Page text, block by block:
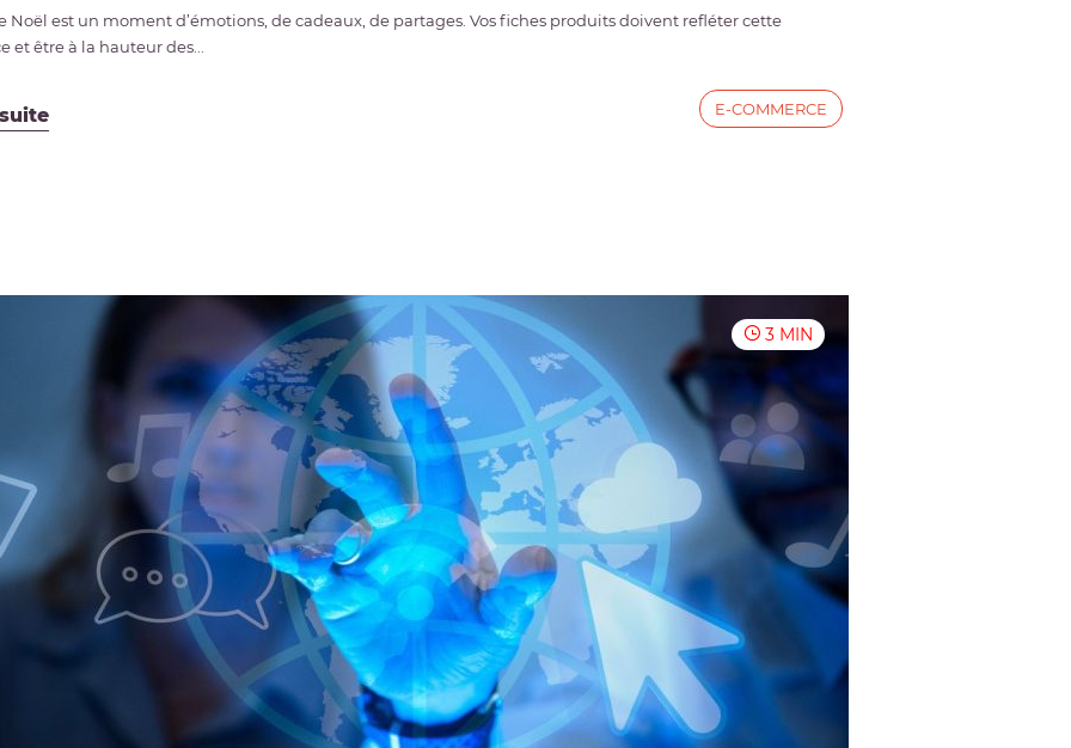
Noël est un moment d’émotions, de cadeaux, de partages. Vos fiches produits doivent refléter cette
et être à la hauteur des...
E-COMMERCE
3 MIN